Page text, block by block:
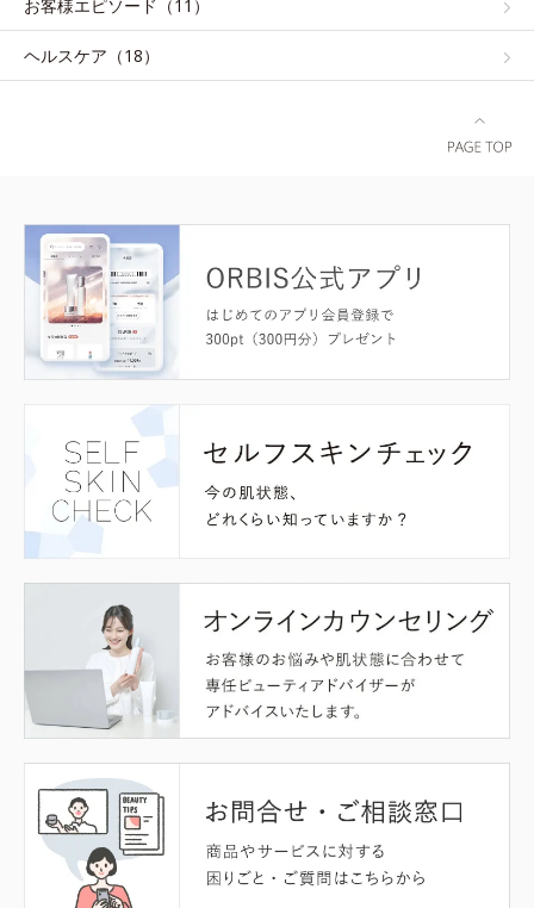
お客様エピソード（11）
ヘルスケア（18）